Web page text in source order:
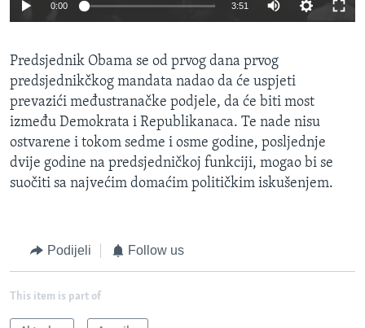
0:00 3:51
Predsjednik Obama se od prvog dana prvog
predsjednikčkog mandata nadao da će uspjeti
prevazići međustranačke podjele, da će biti most
između Demokrata i Republikanaca. Te nade nisu
ostvarene i tokom sedme i osme godine, posljednje
dvije godine na predsjedničkoj funkciji, mogao bi se
suočiti sa najvećim domaćim političkim iskušenjem.
Podijeli Follow us
This item is part of